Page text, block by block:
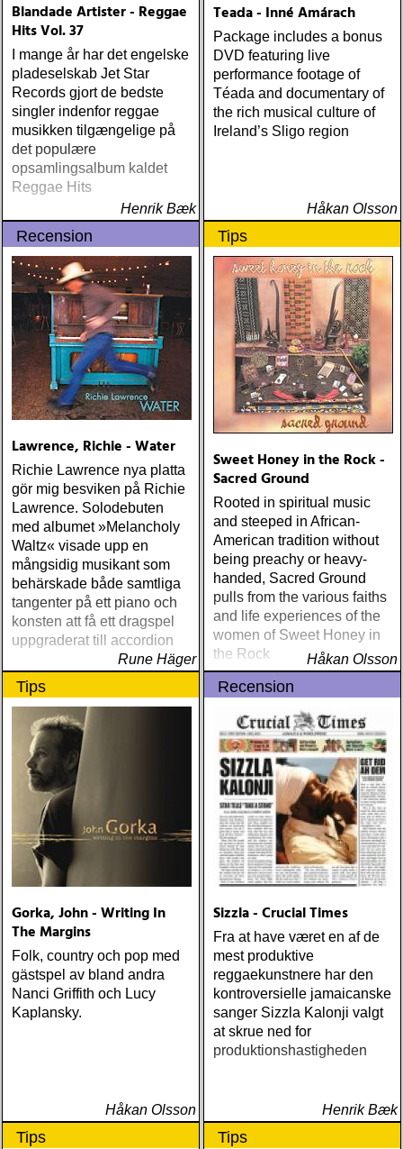
Blandade Artister - Reggae
Hits Vol. 37
I mange år har det engelske
pladeselskab Jet Star
Records gjort de bedste
singler indenfor reggae
musikken tilgængelige på
det populære
opsamlingsalbum kaldet
Reggae Hits
Henrik Bæk
Teada - Inné Amárach
Package includes a bonus
DVD featuring live
performance footage of
Téada and documentary of
the rich musical culture of
Ireland’s Sligo region
Håkan Olsson
Recension
Lawrence, Richie - Water
Richie Lawrence nya platta
gör mig besviken på Richie
Lawrence. Solodebuten
med albumet »Melancholy
Waltz« visade upp en
mångsidig musikant som
behärskade både samtliga
tangenter på ett piano och
konsten att få ett dragspel
uppgraderat till accordion
Rune Häger
Tips
Sweet Honey in the Rock -
Sacred Ground
Rooted in spiritual music
and steeped in African-
American tradition without
being preachy or heavy-
handed, Sacred Ground
pulls from the various faiths
and life experiences of the
women of Sweet Honey in
the Rock
Håkan Olsson
Tips
Gorka, John - Writing In
The Margins
Folk, country och pop med
gästspel av bland andra
Nanci Griffith och Lucy
Kaplansky.
Håkan Olsson
Recension
Sizzla - Crucial Times
Fra at have været en af de
mest produktive
reggaekunstnere har den
kontroversielle jamaicanske
sanger Sizzla Kalonji valgt
at skrue ned for
produktionshastigheden
Henrik Bæk
Tips Tips